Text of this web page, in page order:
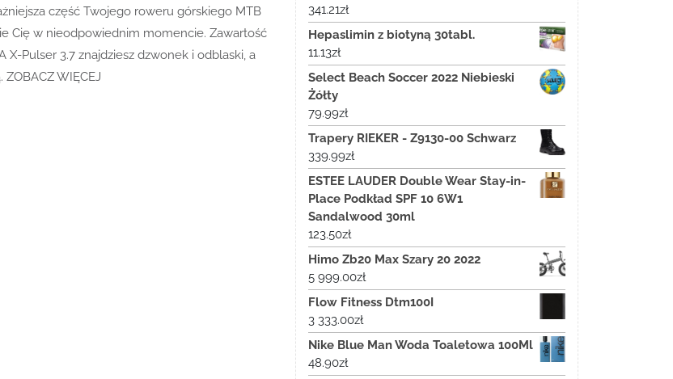
część Twojego roweru górskiego MTB
Cię w nieodpowiednim momencie. Zawartość
Pulser 3.7 znajdziesz dzwonek i odblaski, a
WIĘCEJ
341.21zł
Hepaslimin z biotyną 30tabl.
11.13zł
Select Beach Soccer 2022 Niebieski
Żółty
79.99zł
Trapery RIEKER - Z9130-00 Schwarz
339.99zł
ESTEE LAUDER Double Wear Stay-in-
Place Podkład SPF 10 6W1
Sandalwood 30ml
123.50zł
Himo Zb20 Max Szary 20 2022
5 999.00zł
Flow Fitness Dtm100I
3 333.00zł
Nike Blue Man Woda Toaletowa 100Ml
48.90zł